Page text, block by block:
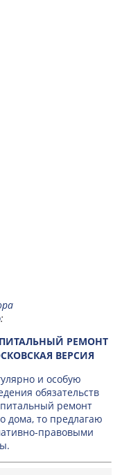
:
РЕМОНТ
ВЕРСИЯ
и особую
обязательств
ремонт
дома, то предлагаю
правовыми